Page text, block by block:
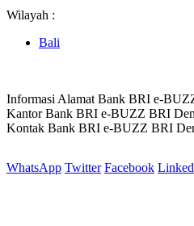
Wilayah :
Bali
Informasi Alamat Bank BRI e-
Kantor Bank BRI e-BUZZ BRI
Kontak Bank BRI e-BUZZ BRI
WhatsApp Twitter Facebook